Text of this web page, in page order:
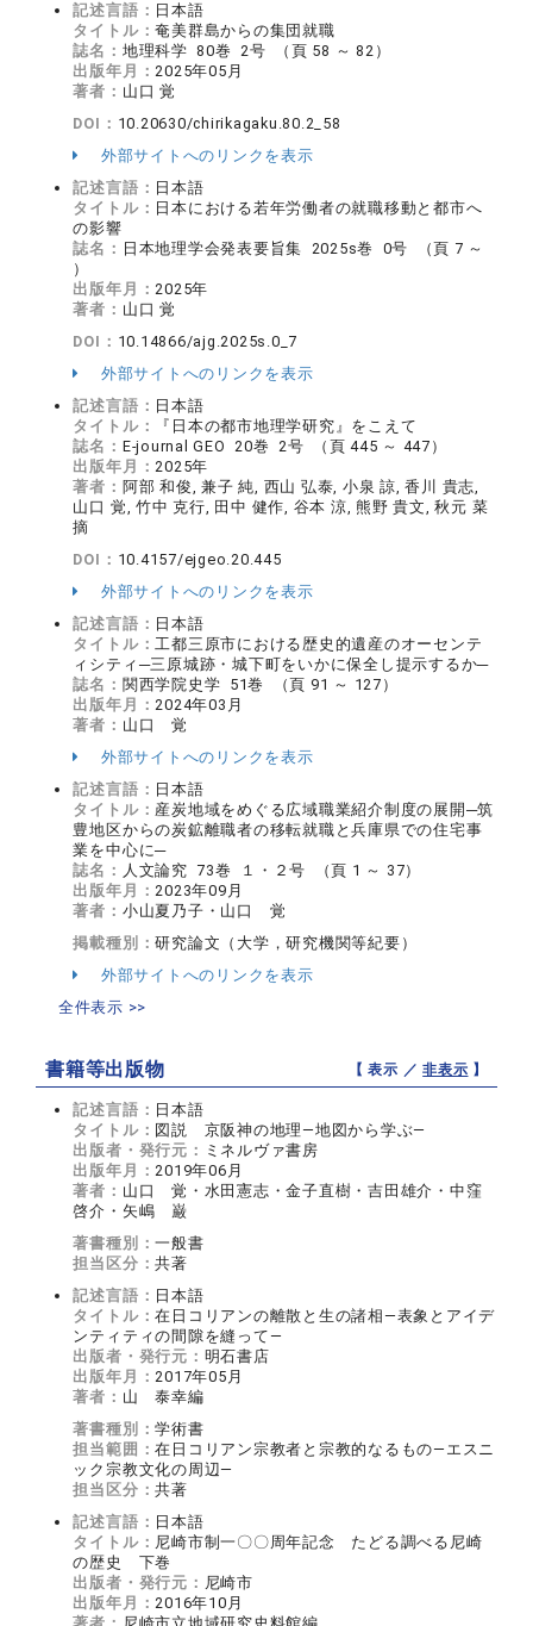
記述言語： 日本語
タイトル：奄美群島からの集団就職
誌名： 地理科学 80巻 2号 （頁 58 ～ 82）
出版年月：2025年05月
著者： 山口 覚
DOI： 10.20630/chirikagaku.80.2_58
外部サイトへのリンクを表示
記述言語： 日本語
タイトル： 日本における若年労働者の就職移動と都市へ
の影響
誌名： 日本地理学会発表要旨集 2025s巻 0号 （頁 7 ～
）
出版年月：2025年
著者： 山口 覚
DOI： 10.14866/ajg.2025s.0_7
外部サイトへのリンクを表示
記述言語： 日本語
タイトル：
『日本の都市地理学研究』をこえて
誌名： E-journal GEO 20巻 2号 （頁 445 ～ 447）
出版年月：2025年
著者： 阿部 和俊, 兼子 純, 西山 弘泰, 小泉 諒, 香川 貴志,
山口 覚, 竹中 克行, 田中 健作, 谷本 涼, 熊野 貴文, 秋元 菜
摘
DOI： 10.4157/ejgeo.20.445
外部サイトへのリンクを表示
記述言語： 日本語
タイトル：工都三原市における歴史的遺産のオーセンテ
ィシティ─三原城跡・城下町をいかに保全し提示するか─
誌名： 関西学院史学 51巻 （頁 91 ～ 127）
出版年月：2024年03月
著者： 山口 覚
外部サイトへのリンクを表示
記述言語： 日本語
タイトル： 産炭地域をめぐる広域職業紹介制度の展開─筑
豊地区からの炭鉱離職者の移転就職と兵庫県での住宅事
業を中心に─
誌名： 人文論究 73巻 １・２号 （頁 1 ～ 37）
出版年月：2023年09月
著者： 小山夏乃子・山口 覚
掲載種別：研究論文（大学，研究機関等紀要）
外部サイトへのリンクを表示
全件表示 >>
書籍等出版物 【 表示 ／非表示 】
記述言語： 日本語
タイトル： 図説 京阪神の地理—地図から学ぶ—
出版者・発行元： ミネルヴァ書房
出版年月：2019年06月
著者： 山口 覚・水田憲志・金子直樹・吉田雄介・中窪
啓介・矢嶋 巌
著書種別：一般書
担当区分：共著
記述言語： 日本語
タイトル：在日コリアンの離散と生の諸相―表象とアイデ
ンティティの間隙を縫って―
出版者・発行元： 明石書店
出版年月：2017年05月
著者： 山 泰幸編
著書種別：学術書
担当範囲：在日コリアン宗教者と宗教的なるもの―エスニ
ック宗教文化の周辺―
担当区分：共著
記述言語： 日本語
タイトル： 尼崎市制一〇〇周年記念 たどる調べる尼崎
の歴史 下巻
出版者・発行元： 尼崎市
出版年月：2016年10月